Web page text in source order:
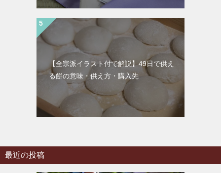
【全宗派イラスト付で解説】49日で供え
る餅の意味・供え方・購入先
最近の投稿